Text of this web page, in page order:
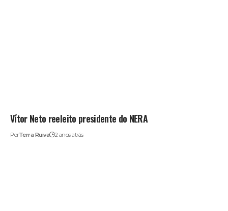
Vítor Neto reeleito presidente do NERA
PorTerra Ruiva 2 anos atrás